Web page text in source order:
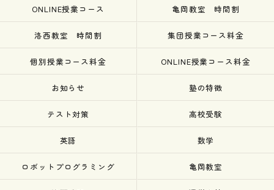
ONLINE授業コース 亀岡教室 時間割
洛西教室 時間割 集団授業コース料金
個別授業コース料金 ONLINE授業コース料金
お知らせ 塾の特徴
テスト対策 高校受験
英語 数学
ロボットプログラミング 亀岡教室